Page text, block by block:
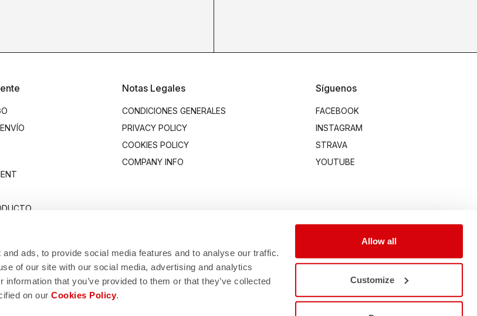
ads, to provide social media features and to analyse our traffic.
of our site with our social media, advertising and analytics
that you’ve provided to them or that they’ve collected
on ourCookies Policy.
Allow all
Customize
Notas Legales
CONDICIONES GENERALES
PRIVACY POLICY
COOKIES POLICY
COMPANY INFO
Síguenos
FACEBOOK
INSTAGRAM
STRAVA
YOUTUBE